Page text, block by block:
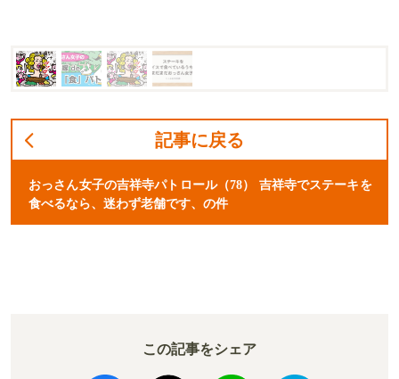
記事に戻る
おっさん女子の吉祥寺パトロール（78） 吉祥寺でステーキを
食べるなら、迷わず老舗です、の件
この記事をシェア